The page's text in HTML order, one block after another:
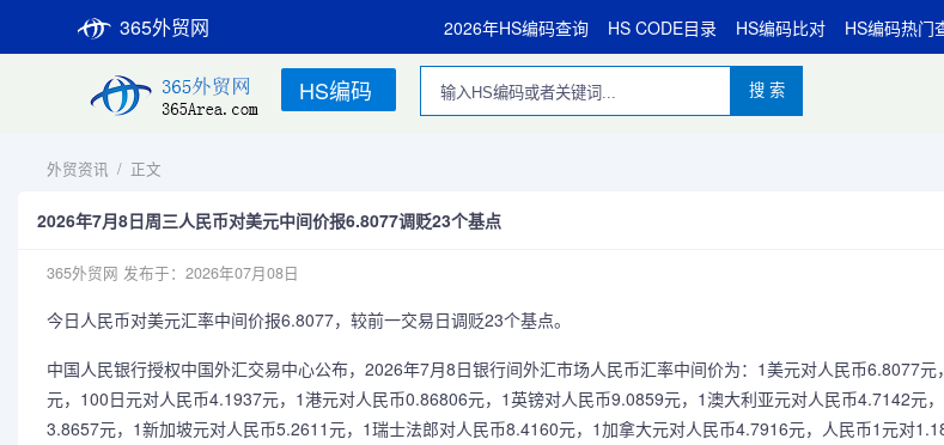
365外贸网 2026年HS编码查询 HS CODE目录 HS编码比对 HS编码热门
HS编码 搜 索
外贸资讯 / 正文
2026年7月8日周三人民币对美元中间价报6.8077调贬23个基点
365外贸网 发布于：2026年07月08日
今日人民币对美元汇率中间价报6.8077，较前一交易日调贬23个基点。
中国人民银行授权中国外汇交易中心公布，2026年7月8日银行间外汇市场人民币汇率中间价为：1美元对人民币6.8077
元，100日元对人民币4.1937元，1港元对人民币0.86806元，1英镑对人民币9.0859元，1澳大利亚元对人民币4.7142元
3.8657元，1新加坡元对人民币5.2611元，1瑞士法郎对人民币8.4160元，1加拿大元对人民币4.7916元，人民币1元对